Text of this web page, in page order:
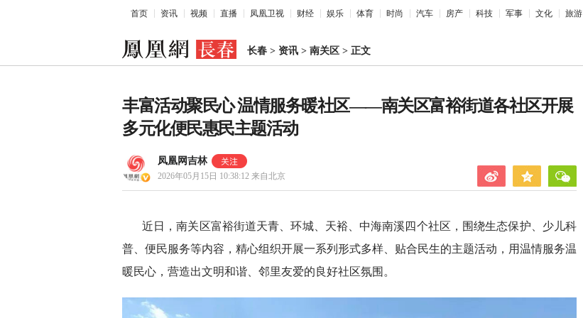
首页 资讯 视频 直播 凤凰卫视 财经 娱乐 体育 时尚 汽车 房产 科技 军事 文化 旅游
长春 > 资讯 > 南关区 > 正文
丰富活动聚民心 温情服务暖社区——南关区富裕街道各社区开展
多元化便民惠民主题活动
凤凰网吉林
2026年05月15日 10:38:12 来自北京
近日，南关区富裕街道天青、环城、天裕、中海南溪四个社区，围绕生态保护、少儿科
普、便民服务等内容，精心组织开展一系列形式多样、贴合民生的主题活动，用温情服务温
暖民心，营造出文明和谐、邻里友爱的良好社区氛围。